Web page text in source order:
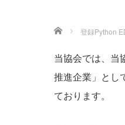
ホーム 登録Python
当協会では、当
推進企業」とし
ております。